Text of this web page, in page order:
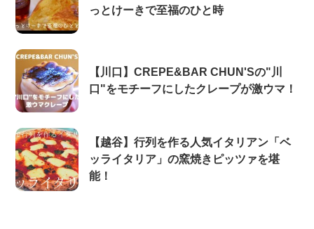
っとけーきで至福のひと時
【川口】CREPE&BAR CHUN'Sの"川
口"をモチーフにしたクレープが激ウマ！
【越谷】行列を作る人気イタリアン「ベ
ッライタリア」の窯焼きピッツァを堪
能！